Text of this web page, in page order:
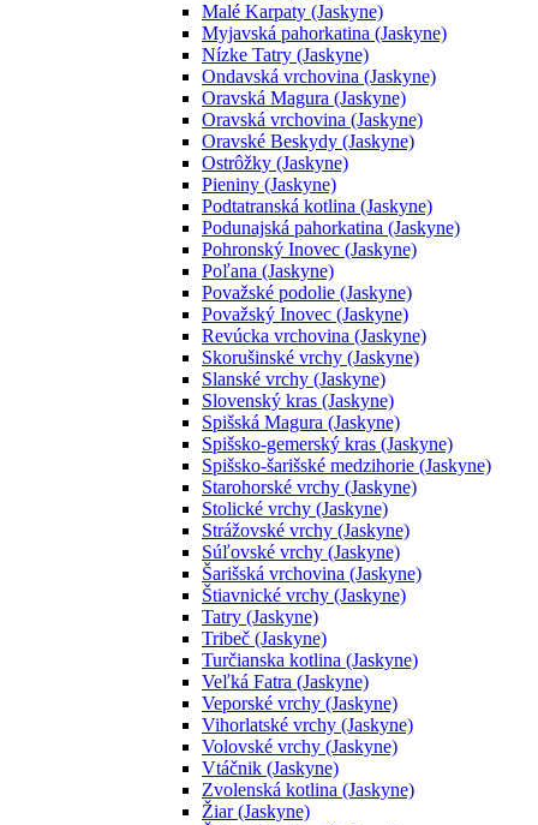
Malé Karpaty (Jaskyne)
Myjavská pahorkatina (Jaskyne)
Nízke Tatry (Jaskyne)
Ondavská vrchovina (Jaskyne)
Oravská Magura (Jaskyne)
Oravská vrchovina (Jaskyne)
Oravské Beskydy (Jaskyne)
Ostrôžky (Jaskyne)
Pieniny (Jaskyne)
Podtatranská kotlina (Jaskyne)
Podunajská pahorkatina (Jaskyne)
Pohronský Inovec (Jaskyne)
Poľana (Jaskyne)
Považské podolie (Jaskyne)
Považský Inovec (Jaskyne)
Revúcka vrchovina (Jaskyne)
Skorušinské vrchy (Jaskyne)
Slanské vrchy (Jaskyne)
Slovenský kras (Jaskyne)
Spišská Magura (Jaskyne)
Spišsko-gemerský kras (Jaskyne)
Spišsko-šarišské medzihorie (Jaskyne)
Starohorské vrchy (Jaskyne)
Stolické vrchy (Jaskyne)
Strážovské vrchy (Jaskyne)
Súľovské vrchy (Jaskyne)
Šarišská vrchovina (Jaskyne)
Štiavnické vrchy (Jaskyne)
Tatry (Jaskyne)
Tribeč (Jaskyne)
Turčianska kotlina (Jaskyne)
Veľká Fatra (Jaskyne)
Veporské vrchy (Jaskyne)
Vihorlatské vrchy (Jaskyne)
Volovské vrchy (Jaskyne)
Vtáčnik (Jaskyne)
Zvolenská kotlina (Jaskyne)
Žiar (Jaskyne)